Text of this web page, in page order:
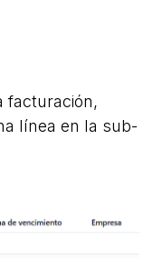
facturación,
línea en la sub-